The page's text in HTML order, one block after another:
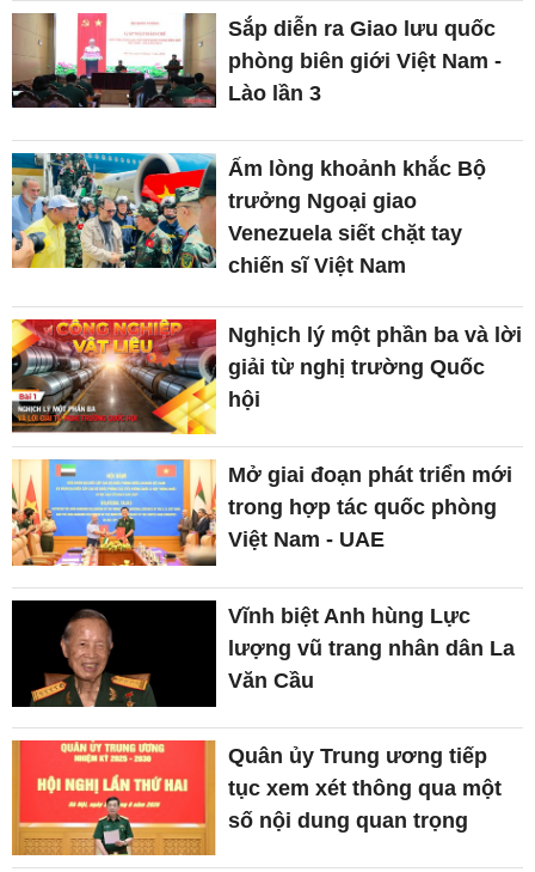
Sắp diễn ra Giao lưu quốc
phòng biên giới Việt Nam -
Lào lần 3
Ấm lòng khoảnh khắc Bộ
trưởng Ngoại giao
Venezuela siết chặt tay
chiến sĩ Việt Nam
Nghịch lý một phần ba và lời
giải từ nghị trường Quốc
hội
Mở giai đoạn phát triển mới
trong hợp tác quốc phòng
Việt Nam - UAE
Vĩnh biệt Anh hùng Lực
lượng vũ trang nhân dân La
Văn Cầu
Quân ủy Trung ương tiếp
tục xem xét thông qua một
số nội dung quan trọng